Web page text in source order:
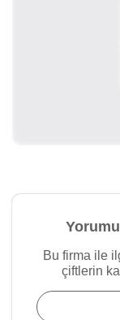
Bu firma ile
çiftlerin